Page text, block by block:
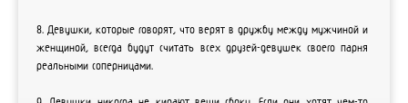
8. Девушки, которые говорят, что верят в дружбу между мужчиной и
женщиной, всегда будут считать всех друзей-девушек своего парня
реальными соперницами.